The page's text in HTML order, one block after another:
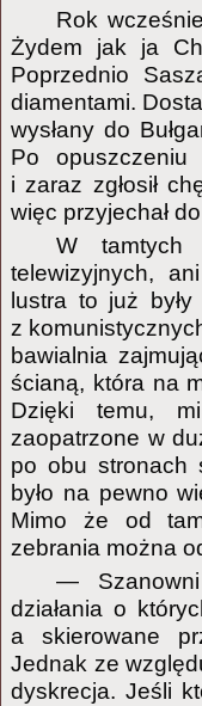
Rok
Żydem jak ja
Poprzednio
diamentami.
wysłany do
Po opuszczeniu
i zaraz zgłosił
więc przyjechał
W tamtych
telewizyjnych,
lustra to już
z
bawialnia
ścianą, która na
Dzięki temu,
zaopatrzone w
po obu stronach
było na pewno
Mimo że od
zebrania można
—
działania o
a skierowane
Jednak ze
dyskrecja. Jeśli